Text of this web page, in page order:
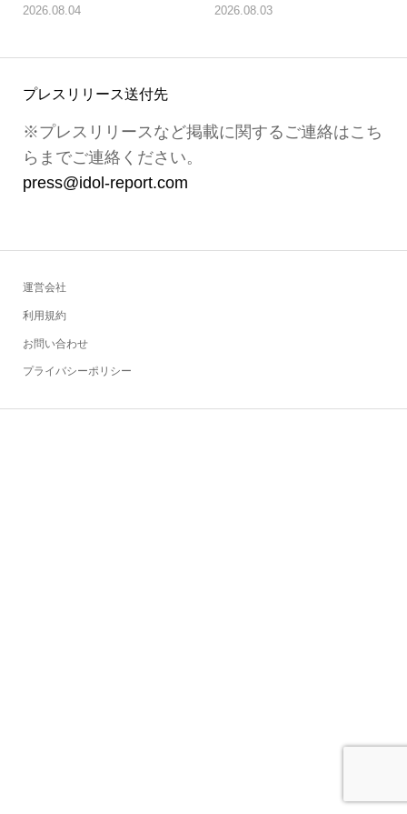
2026.08.04 2026.08.03
プレスリリース送付先
※プレスリリースなど掲載に関するご連絡はこち
らまでご連絡ください。
press@idol-report.com
運営会社
利用規約
お問い合わせ
プライバシーポリシー